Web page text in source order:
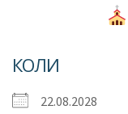
КОЛИ
22.08.2028